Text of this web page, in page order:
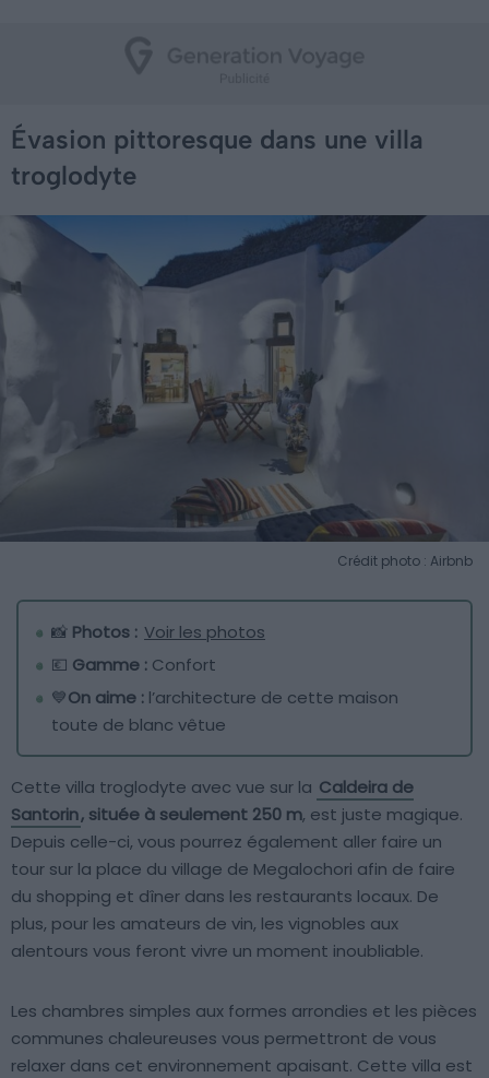
Évasion pittoresque dans une villa
troglodyte
Crédit photo : Airbnb
📸 Photos : Voir les photos
💶 Gamme : Confort
💙On aime : l’architecture de cette maison
toute de blanc vêtue
Cette villa troglodyte avec vue sur la Caldeira de
Santorin, située à seulement 250 m, est juste magique.
Depuis celle-ci, vous pourrez également aller faire un
tour sur la place du village de Megalochori afin de faire
du shopping et dîner dans les restaurants locaux. De
plus, pour les amateurs de vin, les vignobles aux
alentours vous feront vivre un moment inoubliable.
Les chambres simples aux formes arrondies et les pièces
communes chaleureuses vous permettront de vous
relaxer dans cet environnement apaisant. Cette villa est